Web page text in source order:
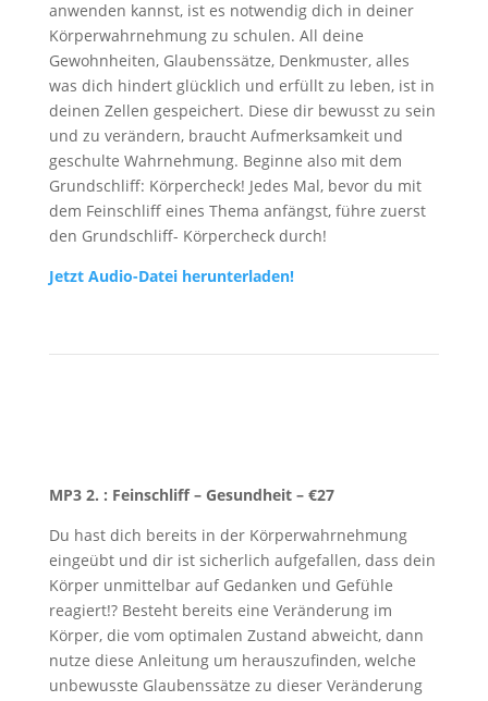
anwenden kannst, ist es notwendig dich in deiner
Körperwahrnehmung zu schulen. All deine
Gewohnheiten, Glaubenssätze, Denkmuster, alles
was dich hindert glücklich und erfüllt zu leben, ist in
deinen Zellen gespeichert. Diese dir bewusst zu sein
und zu verändern, braucht Aufmerksamkeit und
geschulte Wahrnehmung. Beginne also mit dem
Grundschliff: Körpercheck! Jedes Mal, bevor du mit
dem Feinschliff eines Thema anfängst, führe zuerst
den Grundschliff- Körpercheck durch!
Jetzt Audio-Datei herunterladen!
MP3 2. : Feinschliff – Gesundheit– €27
Du hast dich bereits in der Körperwahrnehmung
eingeübt und dir ist sicherlich aufgefallen, dass dein
Körper unmittelbar auf Gedanken und Gefühle
reagiert!? Besteht bereits eine Veränderung im
Körper, die vom optimalen Zustand abweicht, dann
nutze diese Anleitung um herauszufinden, welche
unbewusste Glaubenssätze zu dieser Veränderung